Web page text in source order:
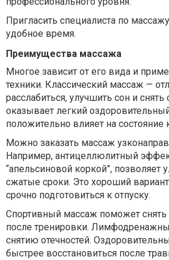
Пригласить специалиста по
удобное время.
Преимущества массажа
Многое зависит от его вида и
техники. Классический массаж —
расслабиться, улучшить сон и
оказывает легкий
положительно влияет на
Можно заказать массаж
Например, антицеллюлитный
“апельсиновой коркой”,
сжатые сроки. Это хороший
срочно подготовиться к отпуску.
Спортивный массаж поможет
после тренировки.
снятию отечностей.
быстрее восстановиться после